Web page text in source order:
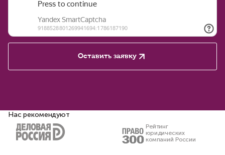
Оставить заявку
Нас рекомендуют
Рейтинг
юридических
компаний России